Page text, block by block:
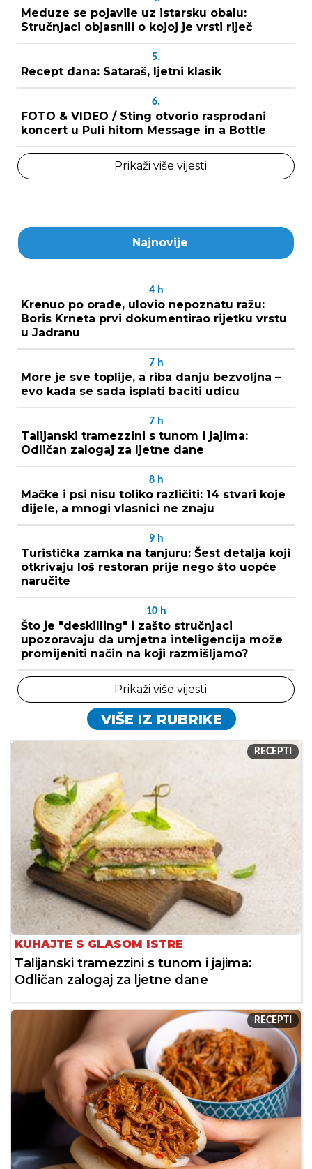
Meduze se pojavile uz istarsku obalu:
Stručnjaci objasnili o kojoj je vrsti riječ
5.
Recept dana: Sataraš, ljetni klasik
6.
FOTO & VIDEO / Sting otvorio rasprodani
koncert u Puli hitom Message in a Bottle
Prikaži više vijesti
Najnovije
4 h
Krenuo po orade, ulovio nepoznatu ražu:
Boris Krneta prvi dokumentirao rijetku vrstu
u Jadranu
7 h
More je sve toplije, a riba danju bezvoljna –
evo kada se sada isplati baciti udicu
7 h
Talijanski tramezzini s tunom i jajima:
Odličan zalogaj za ljetne dane
8 h
Mačke i psi nisu toliko različiti: 14 stvari koje
dijele, a mnogi vlasnici ne znaju
9 h
Turistička zamka na tanjuru: Šest detalja koji
otkrivaju loš restoran prije nego što uopće
naručite
10 h
Što je "deskilling" i zašto stručnjaci
upozoravaju da umjetna inteligencija može
promijeniti način na koji razmišljamo?
Prikaži više vijesti
VIŠE IZ RUBRIKE
RECEPTI
KUHAJTE S GLASOM ISTRE
Talijanski tramezzini s tunom i jajima:
Odličan zalogaj za ljetne dane
RECEPTI